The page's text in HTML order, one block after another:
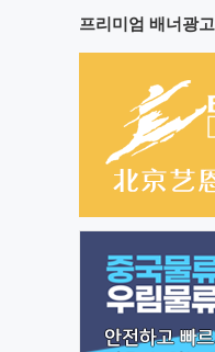
프리미엄 배너광고